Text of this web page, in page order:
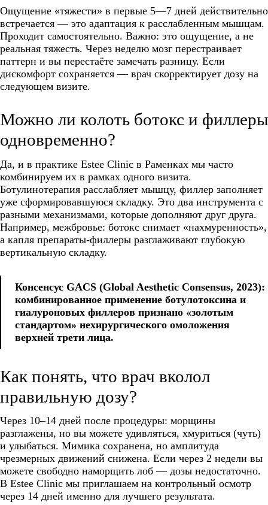
Ощущение «тяжести» в первые 5—7 дней действительно
встречается — это адаптация к расслабленным мышцам.
Проходит самостоятельно. Важно: это ощущение, а не
реальная тяжесть. Через неделю мозг перестраивает
паттерн и вы перестаёте замечать разницу. Если
дискомфорт сохраняется — врач скорректирует дозу на
следующем визите.
Можно ли колоть ботокс и филлеры
одновременно?
Да, и в практике Estee Clinic в Раменках мы часто
комбинируем их в рамках одного визита.
Ботулинотерапия расслабляет мышцу, филлер заполняет
уже сформировавшуюся складку. Это два инструмента с
разными механизмами, которые дополняют друг друга.
Например, межбровье: ботокс снимает «нахмуренность»,
а капля препараты-филлеры разглаживают глубокую
вертикальную складку.
Консенсус GACS (Global Aesthetic Consensus, 2023):
комбинированное применение ботулотоксина и
гиалуроновых филлеров признано «золотым
стандартом» нехирургического омоложения
верхней трети лица.
Как понять, что врач вколол
правильную дозу?
Через 10–14 дней после процедуры: морщины
разглажены, но вы можете удивляться, хмуриться (чуть)
и улыбаться. Мимика сохранена, но амплитуда
чрезмерных движений снижена. Если через 2 недели вы
можете свободно наморщить лоб — дозы недостаточно.
В Estee Clinic мы приглашаем на контрольный осмотр
через 14 дней именно для лучшего результата.